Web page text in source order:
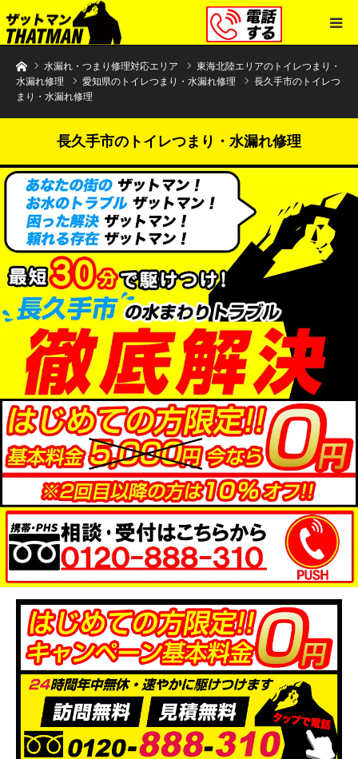
水まわりトラブル解決のザットマン
水漏れ・つまり修理対応エリア
東海北陸エリアのトイレつまり・
水漏れ修理
愛知県のトイレつまり・水漏れ修理
長久手市のトイレつ
まり・水漏れ修理
長久手市のトイレつまり・水漏れ修理